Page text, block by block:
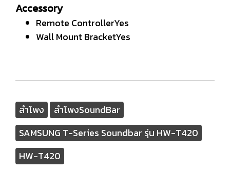
Accessory
Remote ControllerYes
Wall Mount BracketYes
ลำโพง
ลำโพงSoundBar
SAMSUNG T-Series Soundbar รุ่น HW-T420
HW-T420